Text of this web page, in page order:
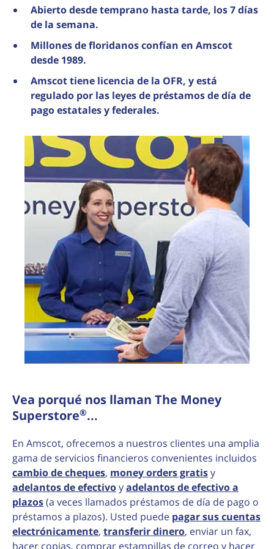
Abierto desde temprano hasta tarde, los 7 días
de la semana.
Millones de floridanos confían en Amscot
desde 1989.
Amscot tiene licencia de la OFR, y está
regulado por las leyes de préstamos de día de
pago estatales y federales.
Vea porqué nos llaman The Money
Superstore®...
En Amscot, ofrecemos a nuestros clientes una amplia
gama de servicios financieros convenientes incluidos
cambio de cheques, money orders gratisy
adelantos de efectivoyadelantos de efectivo a
plazos(a veces llamados préstamos de día de pago o
préstamos a plazos). Usted puede pagar sus cuentas
electrónicamente, transferir dinero, enviar un fax,
hacer copias, comprar estampillas de correo y hacer